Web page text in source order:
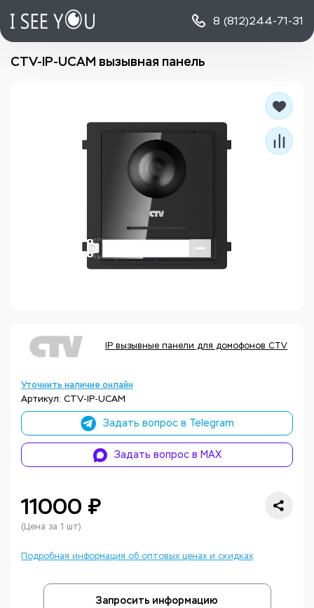
8 (812)244-71-31
CTV-IP-UCAM вызывная панель
IP вызывные панели для домофонов CTV
Уточнить наличие онлайн
Артикул: CTV-IP-UCAM
Задать вопрос в Telegram
Задать вопрос в MAX
11000 ₽
(Цена за 1 шт)
Подробная информация об оптовых ценах и скидках
Запросить информацию